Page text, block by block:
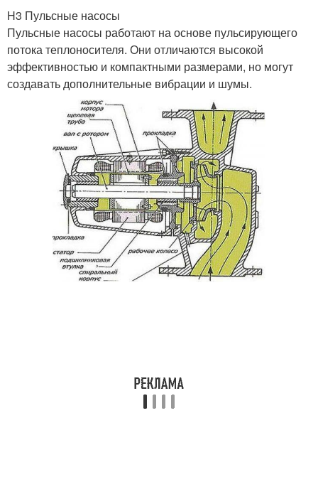
H3 Пульсные насосы
Пульсные насосы работают на основе пульсирующего
потока теплоносителя. Они отличаются высокой
эффективностью и компактными размерами, но могут
создавать дополнительные вибрации и шумы.